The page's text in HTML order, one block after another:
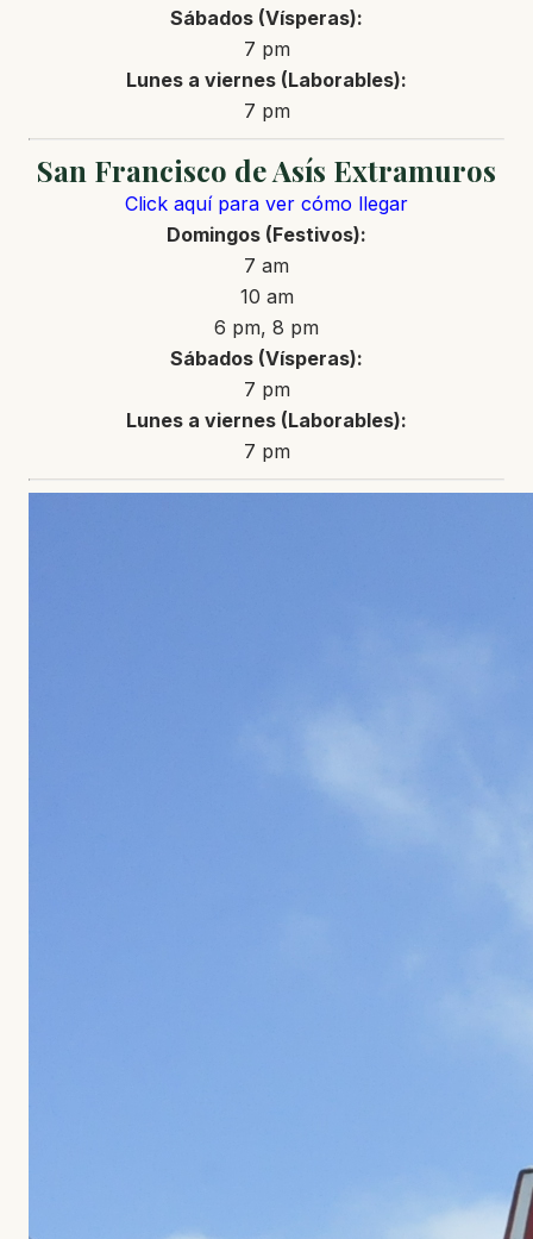
Sábados (Vísperas):
7 pm
Lunes a viernes (Laborables):
7 pm
San Francisco de Asís Extramuros
Click aquí para ver cómo llegar
Domingos (Festivos):
7 am
10 am
6 pm, 8 pm
Sábados (Vísperas):
7 pm
Lunes a viernes (Laborables):
7 pm